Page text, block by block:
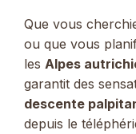
Que vous
ou que vous
les Alpes
garantit des
descente
depuis le